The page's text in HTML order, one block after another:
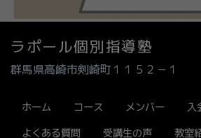
ラポール個別指導塾
群馬県高崎市剣崎町１１５２－１
ホーム コース メンバー
入
よくある質問
受講生の声 教室